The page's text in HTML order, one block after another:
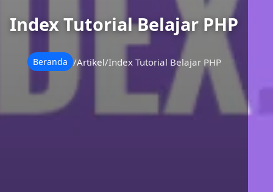
Index Tutorial Belajar PHP
Beranda /Artikel/Index Tutorial Belajar PHP